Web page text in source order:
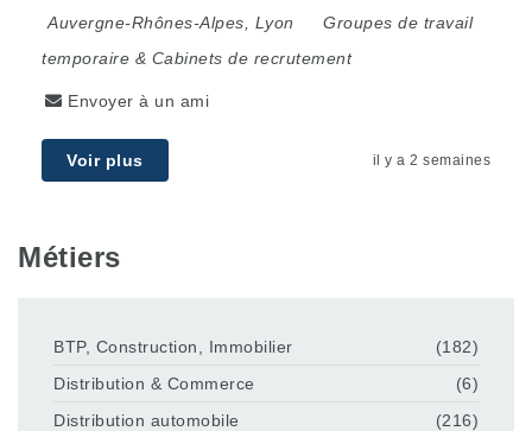
Auvergne-Rhônes-Alpes
Lyon
Groupes de travail
temporaire & Cabinets de recrutement
Envoyer à un ami
Voir plus il y a 2 semaines
Métiers
BTP, Construction, Immobilier
(182)
Distribution & Commerce
(6)
Distribution automobile
(216)